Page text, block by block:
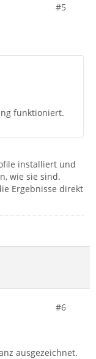
#5
funktioniert.
installiert und
wie sie sind.
Ergebnisse direkt
#6
ausgezeichnet.